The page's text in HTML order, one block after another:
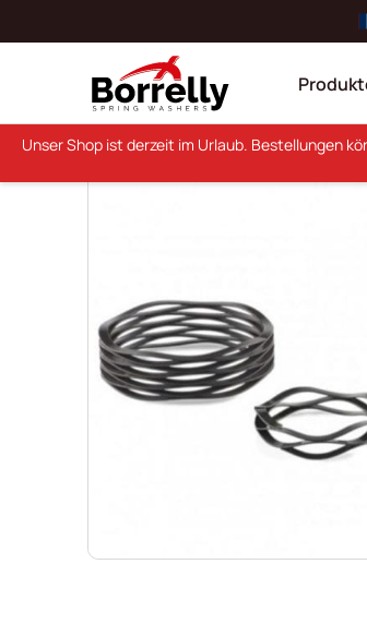
Unser Shop ist derzeit im Urlaub. Bestellungen